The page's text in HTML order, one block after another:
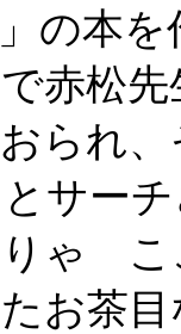
」の本
赤松
られ
サー
ゃ こ
お茶